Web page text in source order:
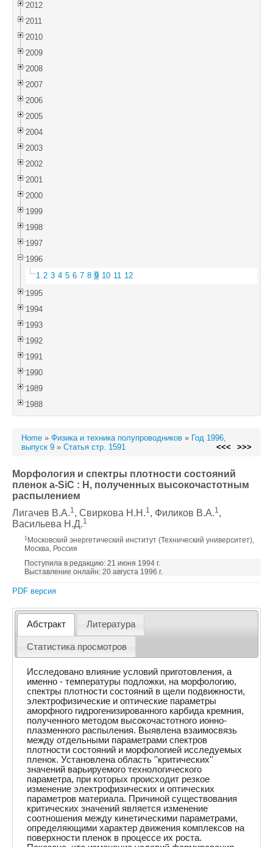
2012
2011
2010
2009
2008
2007
2006
2005
2004
2003
2002
2001
2000
1999
1998
1997
1996
1 2 3 4 5 6 7 8 9 10 11 12
1995
1994
1993
1992
1991
1990
1989
1988
Home » Физика и техника полупроводников » Год 1996,
выпуск 9 » Статья стр. 1591 <<< >>>
Морфология и спектры плотности состояний
пленок a-SiC : H, полученных высокочастотным
распылением
Лигачев В.А.1, Свиркова Н.Н.1, Филиков В.А.1,
Васильева Н.Д.1
1 Московский энергетический институт (Технический университет),
Москва, Россия
Поступила в редакцию: 21 июня 1994 г.
Выставление онлайн: 20 августа 1996 г.
PDF версия
Абстракт Литература
Статистика просмотров
Исследовано влияние условий приготовления, а
именно - температуры подложки, на морфологию,
спектры плотности состояний в щели подвижности,
электрофизические и оптические параметры
аморфного гидрогенизированного карбида кремния,
полученного методом высокочастотного ионно-
плазменного распыления. Выявлена взаимосвязь
между отдельными параметрами спектров
плотности состояний и морфологией исследуемых
пленок. Установлена область ''критических''
значений варьируемого технологического
параметра, при которых происходит резкое
изменение электрофизических и оптических
параметров материала. Причиной существования
критических значений является изменение
соотношения между кинетическими параметрами,
определяющими характер движения комплексов на
поверхности пленок в процессе их роста.